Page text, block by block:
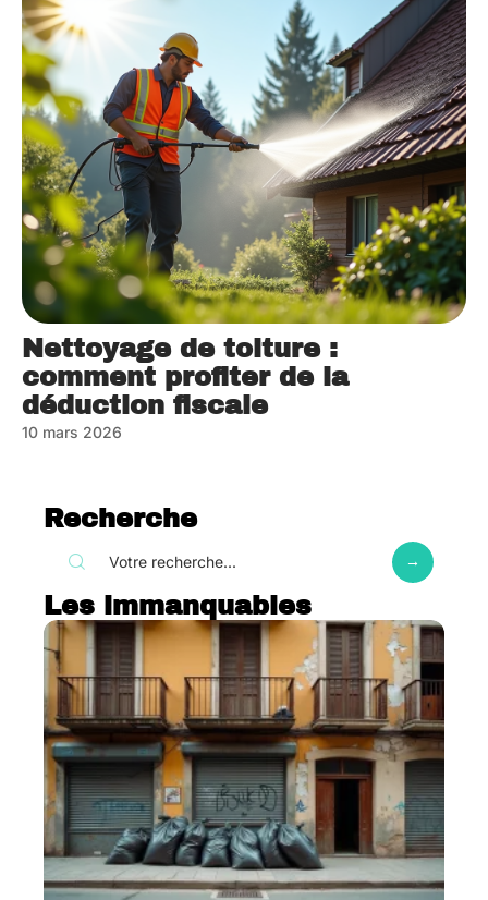
Nettoyage de toiture :
comment profiter de la
déduction fiscale
10 mars 2026
Recherche
Les immanquables